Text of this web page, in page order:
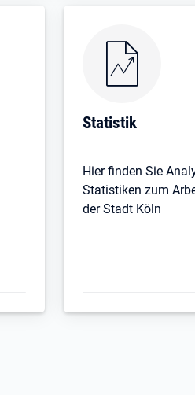
Öffnet in neuem
Statistik
Hier finden Sie
Statistiken zum
der Stadt Köln